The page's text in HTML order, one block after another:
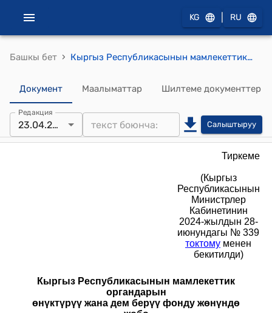
KG RU
Башкы бет › Кыргыз Республикасынын мамлекеттик органдарын өнүктүрүү жана дем берүү фонду жөнүндө жобо (Кыргыз Республикасынын Министрлер Кабинетинин 2024-жылдын 28-июнундагы № 339 токтомуна)
Документ Маалыматтар Шилтеме документтер
Редакция
23.04.2026 Салыштыруу